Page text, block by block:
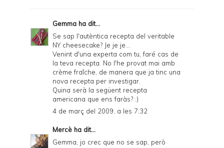
r
i
e
n
d
Gemma ha dit...
Se sap l'autèntica recepta del veritable
NY cheesecake? Je je je...
Venint d'una experta com tu, faré cas de
la teva recepta. No l'he provat mai amb
crème fraîche, de manera que ja tinc una
nova recepta per investigar.
Quina serà la següent recepta
americana que ens faràs? :)
4 de març del 2009, a les 7:32
Mercè ha dit...
Gemma, jo crec que no se sap, però